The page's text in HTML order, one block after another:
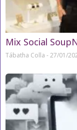
Mix Social
Tábatha Colla 27/01/